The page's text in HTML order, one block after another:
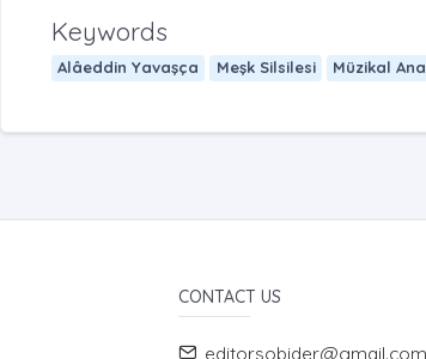
Keywords
Alâeddin Yavaşça Meşk Silsilesi Müzikal
CONTACT US
editorsobider@gmail.com